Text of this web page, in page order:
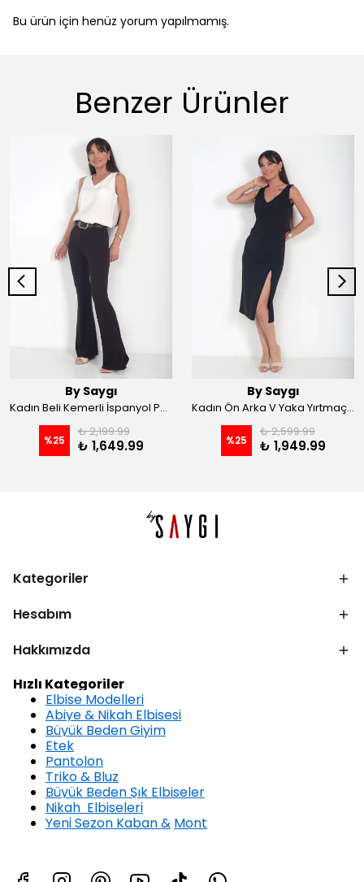
Bu ürün için henüz yorum yapılmamış.
Benzer Ürünler
By Saygı
Kadın Beli Kemerli İspanyol Paça Likralı Krep Pantolon - Kahve
%25
₺ 2,199.99
₺ 1,649.99
By Saygı
Kadın Ön Arka V Yaka Yırtmaçlı Likralı Scuba Midi Elbise - Siyah
%25
₺ 2,599.99
₺ 1,949.99
Kategoriler
Hesabım
Hakkımızda
Hızlı Kategoriler
Elbise Modelleri
Abiye & Nikah Elbisesi
Büyük Beden Giyim
Etek
Pantolon
Triko & Bluz
Büyük Beden Şık Elbiseler
Nikah Elbiseleri
Yeni Sezon Kaban & Mont